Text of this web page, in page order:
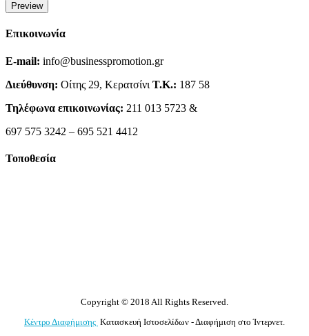
Preview
Επικοινωνία
E-mail: info@businesspromotion.gr
Διεύθυνση: Οίτης 29, Κερατσίνι Τ.Κ.: 187 58
Τηλέφωνα επικοινωνίας: 211 013 5723 &
697 575 3242 – 695 521 4412
Τοποθεσία
Copyright © 2018 All Rights Reserved.
Κέντρο Διαφήμισης Κατασκευή Ιστοσελίδων - Διαφήμιση στο Ίντερνετ.